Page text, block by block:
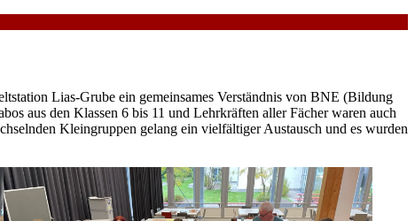
Lias-Grube ein gemeinsames Verständnis von BNE (Bildung
aus den Klassen 6 bis 11 und Lehrkräften aller Fächer waren auch
Kleingruppen gelang ein vielfältiger Austausch und es wurden